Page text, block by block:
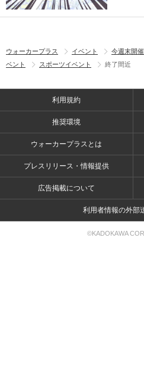
ウォーカープラス イベント 今週末開催
ベント
スポーツイベント 終了間近
利用規約
推奨環境
ウォーカープラスとは
プレスリリース・情報提供
広告掲載について
利用者情報の外部
©KADOKAWA